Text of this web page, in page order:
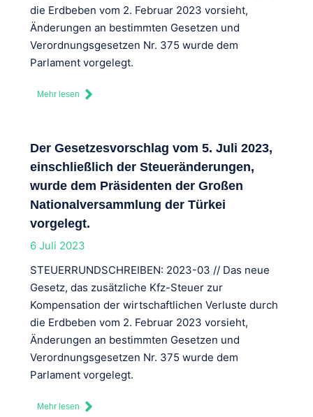
die Erdbeben vom 2. Februar 2023 vorsieht,
Änderungen an bestimmten Gesetzen und
Verordnungsgesetzen Nr. 375 wurde dem
Parlament vorgelegt.
Mehr lesen
Der Gesetzesvorschlag vom 5. Juli 2023,
einschließlich der Steueränderungen,
wurde dem Präsidenten der Großen
Nationalversammlung der Türkei
vorgelegt.
6 Juli 2023
STEUERRUNDSCHREIBEN: 2023-03 // Das neue
Gesetz, das zusätzliche Kfz-Steuer zur
Kompensation der wirtschaftlichen Verluste durch
die Erdbeben vom 2. Februar 2023 vorsieht,
Änderungen an bestimmten Gesetzen und
Verordnungsgesetzen Nr. 375 wurde dem
Parlament vorgelegt.
Mehr lesen